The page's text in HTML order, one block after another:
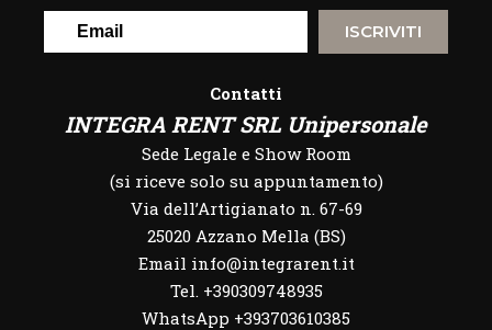
ISCRIVITI
Contatti
INTEGRA RENT SRL Unipersonale
Sede Legale e Show Room
(si riceve solo su appuntamento)
Via dell’Artigianato n. 67-69
25020 Azzano Mella (BS)
Email info@integrarent.it
Tel. +390309748935
WhatsApp +393703610385